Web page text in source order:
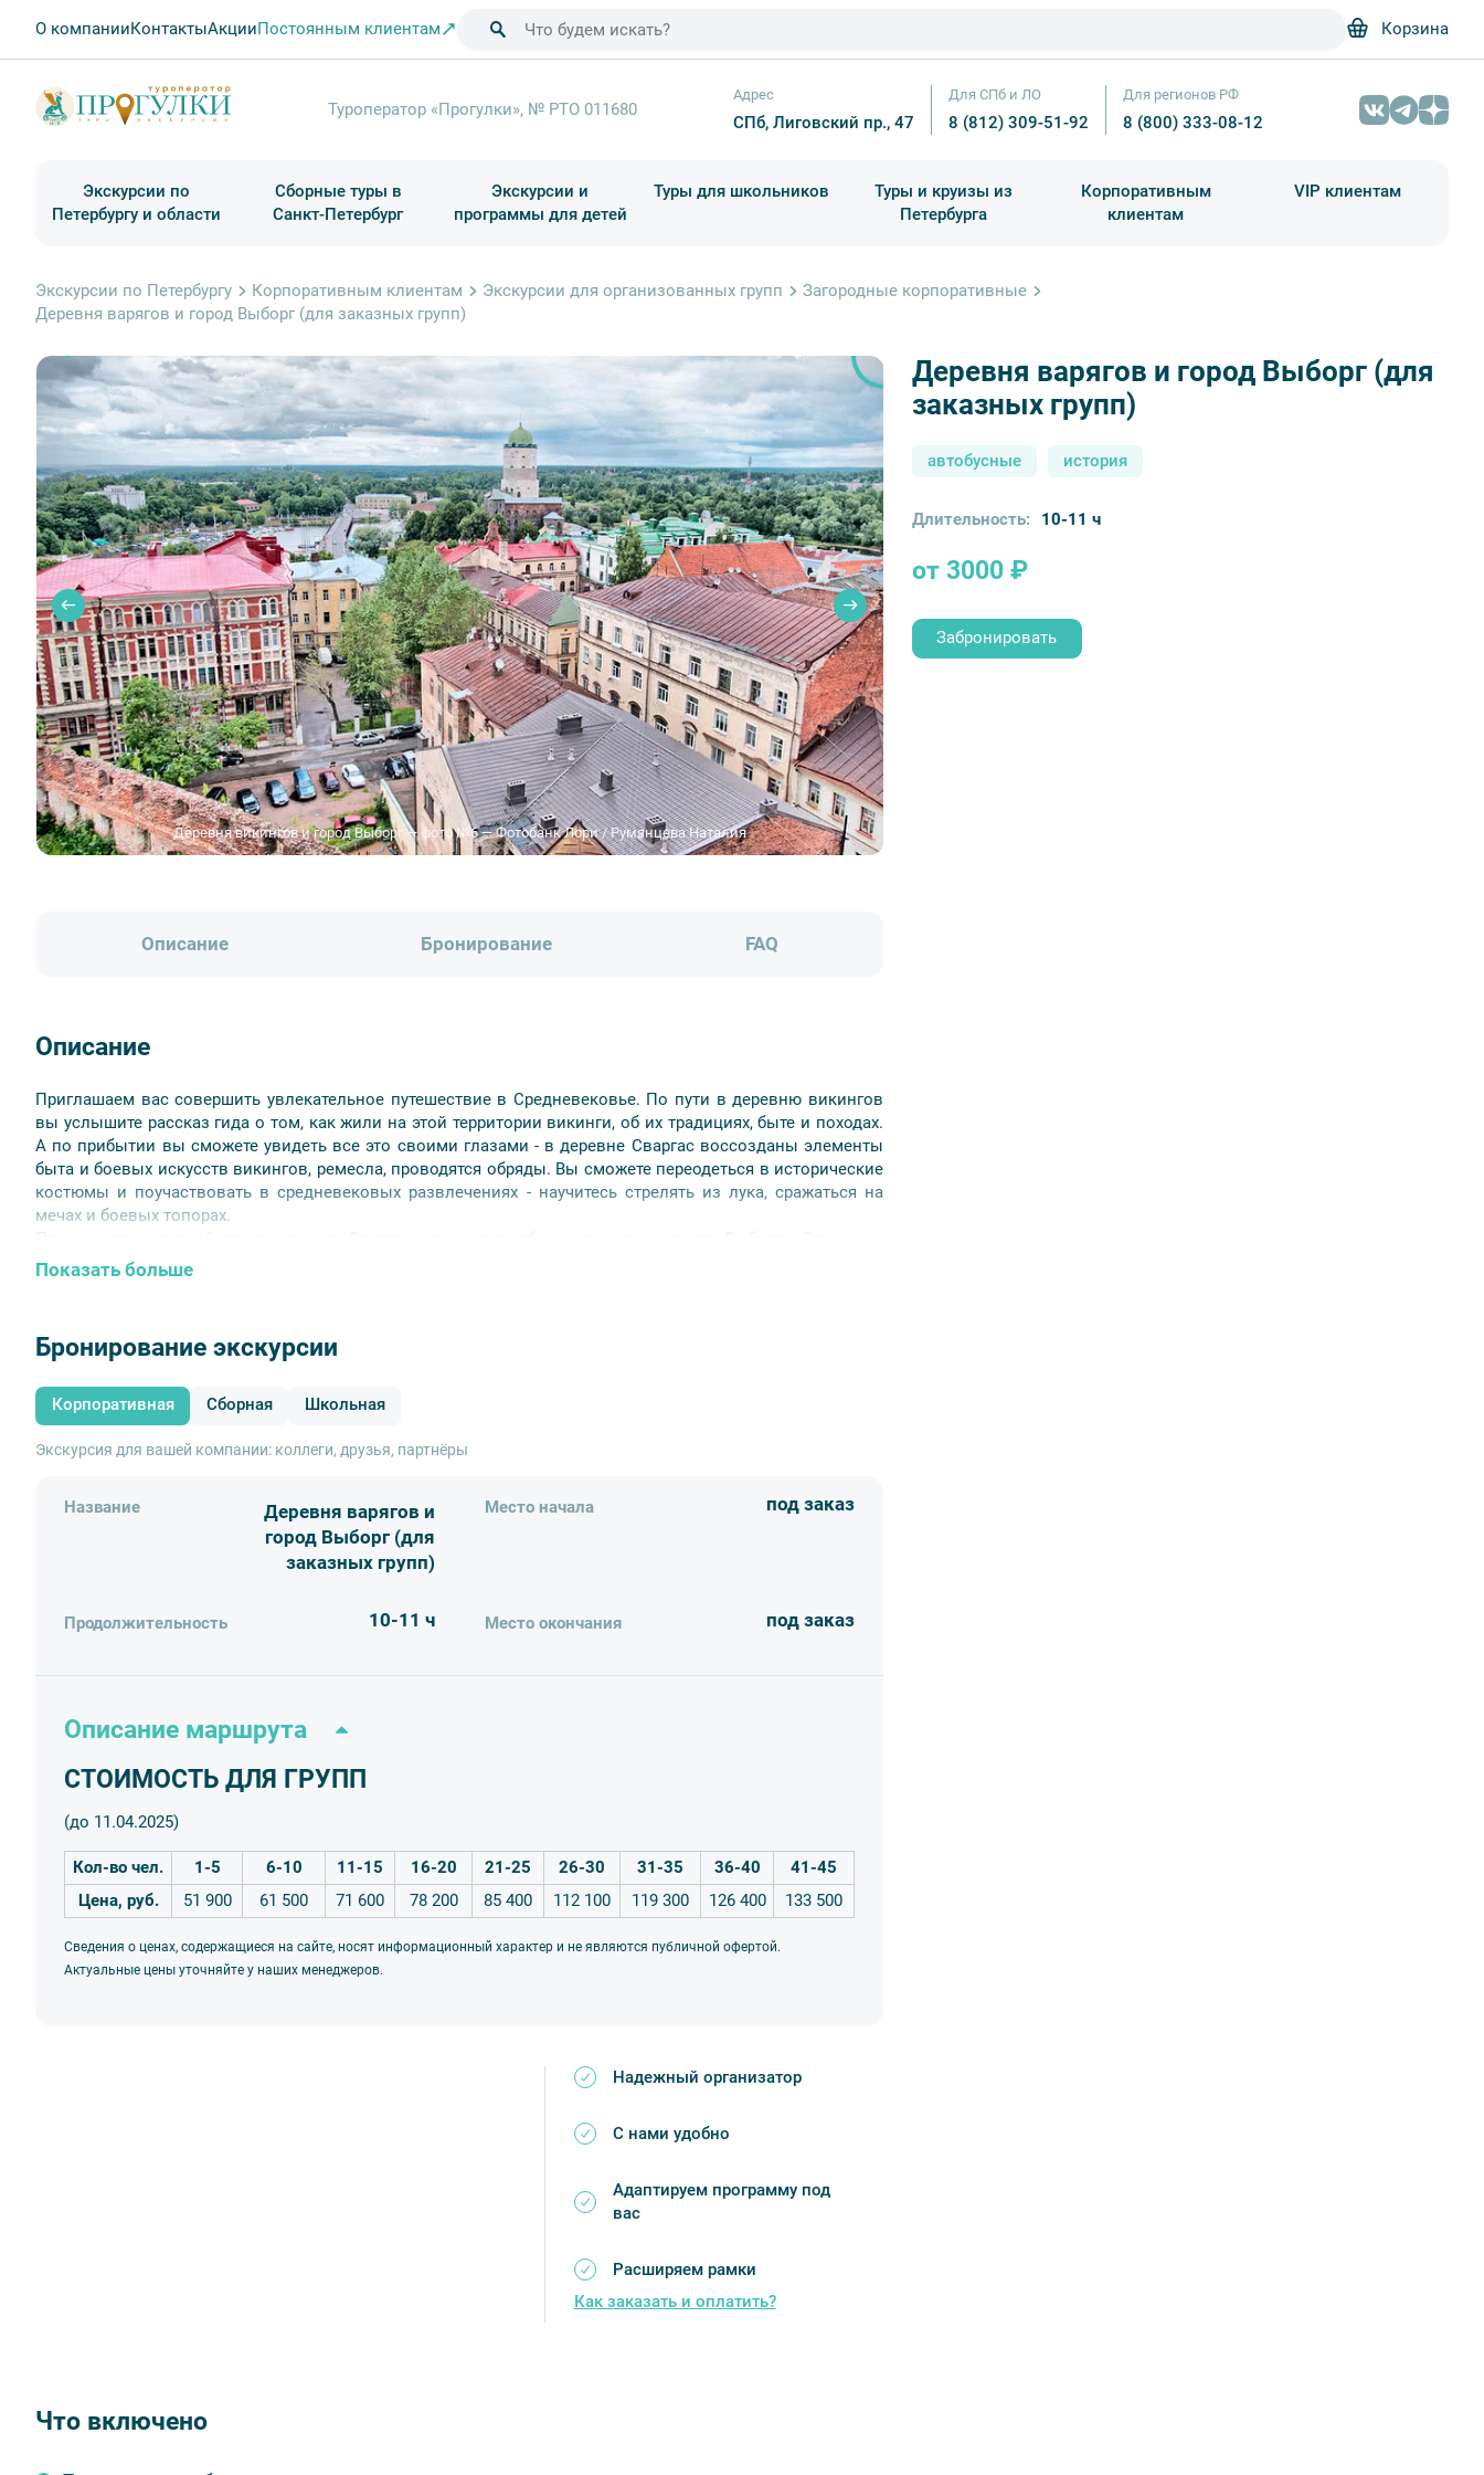
О компанииКонтактыАкцииПостоянным клиентам Корзина
Туроператор «Прогулки», № РТО 011680
Адрес
СПб, Лиговский пр., 47
Для СПб и ЛО
8 (812) 309-51-92
Для регионов РФ
8 (800) 333-08-12
Экскурсии по
Петербургу и области
Сборные туры в
Санкт-Петербург
Экскурсии и
программы для детей
Туры для школьников
Туры и круизы из
Петербурга
Корпоративным
клиентам
VIP клиентам
Экскурсии по Петербургу Корпоративным клиентам Экскурсии для организованных групп
Загородные корпоративные
Деревня варягов и город Выборг (для заказных групп)
Деревня варягов и город Выборг (для
заказных групп)
Деревня викингов и город Выборг — фото №6 — Фотобанк Лори / Румянцева Наталия
Деревня викингов и город Выборг — фото №5 — Фотобанк Лори /
автобусные история
от 3000 ₽
Длительность: 10-11 ч
Забронировать
Описание Бронирование FAQ
Описание
Приглашаем вас совершить увлекательное путешествие в Средневековье. По пути в деревню викингов
вы услышите рассказ гида о том, как жили на этой территории викинги, об их традициях, быте и походах.
А по прибытии вы сможете увидеть все это своими глазами - в деревне Сваргас воссозданы элементы
быта и боевых искусств викингов, ремесла, проводятся обряды. Вы сможете переодеться в исторические
костюмы и поучаствовать в средневековых развлечениях - научитесь стрелять из лука, сражаться на
мечах и боевых топорах.
После интерактивной программы в Сваргасе вас ждет обзорная экскурсия по Выборгу. Здесь вы
прогуляетесь по старинным узеньким улочкам, почувствуете дух Средневековья, которым пропитан
Показать больше
Бронирование экскурсии
Корпоративная Сборная Школьная
Экскурсия для вашей компании: коллеги, друзья, партнёры
Название
Деревня варягов и
город Выборг (для
заказных групп)
Место начала под заказ
Продолжительность 10-11 ч Место окончания под заказ
Описание маршрута
СТОИМОСТЬ ДЛЯ ГРУПП
(до 11.04.2025)
Кол-во чел. 1-5 6-10 11-15 16-20 21-25 26-30 31-35 36-40
41-45
Цена, руб.
51 900 61 500 71 600 78 200 85 400 112 100 119 300 126 400 133 500
Сведения о ценах, содержащиеся на сайте, носят информационный характер и не являются публичной офертой.
Актуальные цены уточняйте у наших менеджеров.
Надежный организатор
С нами удобно
Адаптируем программу под
вас
Расширяем рамки
Как заказать и оплатить?
Что включено